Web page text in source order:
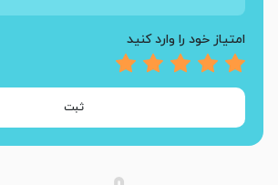
امتیاز خود را وارد کنید
ثبت